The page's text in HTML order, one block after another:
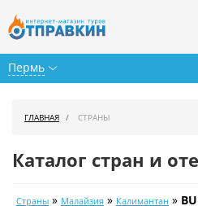
Пермь
ГЛАВНАЯ СТРАНЫ
Каталог стран и
Страны » Малайзия » Калимантан »